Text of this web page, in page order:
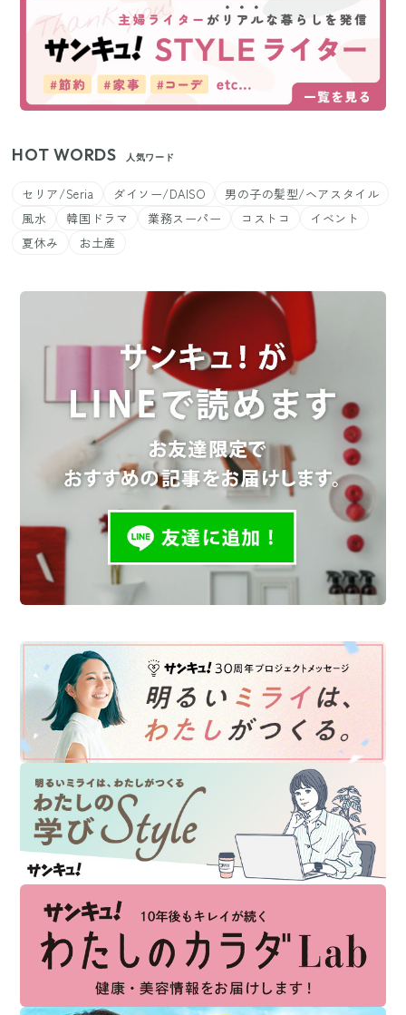
HOT WORDS 人気ワード
セリア/Seria ダイソー/DAISO
男の子の髪型/ヘアスタイル
風水
韓国ドラマ 業務スーパー コストコ
イベント
夏休み
お土産